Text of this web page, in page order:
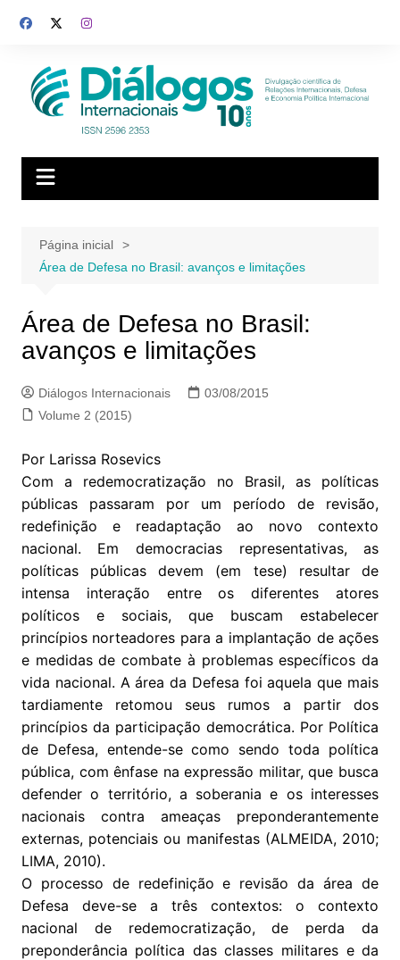
para
conteúdo
Página inicial
Área de Defesa no Brasil: avanços e limitações
Área de Defesa no Brasil:
avanços e limitações
Diálogos Internacionais
03/08/2015
Volume 2 (2015)
Por Larissa Rosevics
Com a redemocratização no Brasil, as políticas
públicas passaram por um período de revisão,
redefinição e readaptação ao novo contexto
nacional. Em democracias representativas, as
políticas públicas devem (em tese) resultar de
intensa interação entre os diferentes atores
políticos e sociais, que buscam estabelecer
princípios norteadores para a implantação de ações
e medidas de combate à problemas específicos da
vida nacional. A área da Defesa foi aquela que mais
tardiamente retomou seus rumos a partir dos
princípios da participação democrática. Por Política
de Defesa, entende-se como sendo toda política
pública, com ênfase na expressão militar, que busca
defender o território, a soberania e os interesses
nacionais contra ameaças preponderantemente
externas, potenciais ou manifestas (ALMEIDA, 2010;
LIMA, 2010).
O processo de redefinição e revisão da área de
Defesa deve-se a três contextos: o contexto
nacional de redemocratização, de perda da
preponderância política das classes militares e da